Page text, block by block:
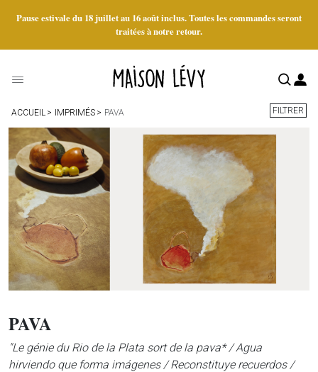
Pause estivale du 18 juillet au 16 août inclus. Toutes les commandes seront
traitées à notre retour.
ACCUEIL IMPRIMÉS PAVA FILTRER
PAVA
"Le génie du Rio de la Plata sort de la pava* / Agua
hirviendo que forma imágenes / Reconstituye recuerdos /